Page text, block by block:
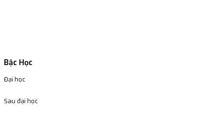
Bậc Học
Đại học
Sau đại học